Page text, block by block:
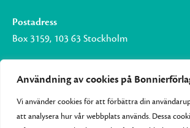
Användning av cookies på
Vi använder cookies för att förbättra din
att analysera hur vår webbplats används. Dessa
Postadress
Box 3159, 103 63 Stockholm
Om Bonnierförlagen